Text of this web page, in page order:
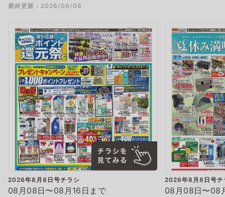
最終更新：2026/08/08
2026年8月8日号チラシ
08月08日〜08月16日まで
2026年8月8日号チ
08月08日〜08